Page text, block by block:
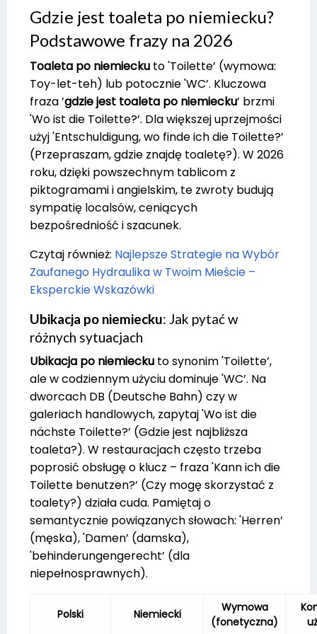
Gdzie jest toaleta po niemiecku?
Podstawowe frazy na 2026
Toaleta po niemiecku to 'Toilette’ (wymowa:
Toy-let-teh) lub potocznie 'WC’. Kluczowa
fraza ’gdzie jest toaleta po niemiecku’ brzmi
'Wo ist die Toilette?’. Dla większej uprzejmości
użyj 'Entschuldigung, wo finde ich die Toilette?’
(Przepraszam, gdzie znajdę toaletę?). W 2026
roku, dzięki powszechnym tablicom z
piktogramami i angielskim, te zwroty budują
sympatię localsów, ceniących
bezpośredniość i szacunek.
Czytaj również: Najlepsze Strategie na Wybór
Zaufanego Hydraulika w Twoim Mieście –
Eksperckie Wskazówki
Ubikacja po niemiecku: Jak pytać w
różnych sytuacjach
Ubikacja po niemiecku to synonim 'Toilette’,
ale w codziennym użyciu dominuje 'WC’. Na
dworcach DB (Deutsche Bahn) czy w
galeriach handlowych, zapytaj 'Wo ist die
nächste Toilette?’ (Gdzie jest najbliższa
toaleta?). W restauracjach często trzeba
poprosić obsługę o klucz – fraza 'Kann ich die
Toilette benutzen?’ (Czy mogę skorzystać z
toalety?) działa cuda. Pamiętaj o
semantycznie powiązanych słowach: 'Herren’
(męska), 'Damen’ (damska),
'behinderungengerecht’ (dla
niepełnosprawnych).
Polski Niemiecki
Wymowa
(fonetyczna)